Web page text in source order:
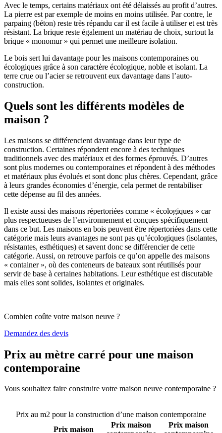
Avec le temps, certains matériaux ont été délaissés au profit d’autres.
La pierre est par exemple de moins en moins utilisée. Par contre, le
parpaing (béton) reste très répandu car il est facile à utiliser et est très
résistant. La brique reste également un matériau de choix, surtout la
brique « monomur » qui permet une meilleure isolation.
Le bois sert lui davantage pour les maisons contemporaines ou
écologiques grâce à son caractère écologique, noble et isolant. La
terre crue ou l’acier se retrouvent eux davantage dans l’auto-
construction.
Quels sont les différents modèles de
maison ?
Les maisons se différencient davantage dans leur type de
construction. Certaines répondent encore à des techniques
traditionnels avec des matériaux et des formes éprouvés. D’autres
sont plus modernes ou contemporaines et répondent à des méthodes
et matériaux plus évolués et sont donc plus chères. Cependant, grâce
à leurs grandes économies d’énergie, cela permet de rentabiliser
cette dépense au fil des années.
Il existe aussi des maisons répertoriées comme « écologiques » car
plus respectueuses de l’environnement et conçues spécifiquement
dans ce but. Les maisons en bois peuvent être répertoriées dans cette
catégorie mais leurs avantages ne sont pas qu’écologiques (isolantes,
résistantes, esthétiques) et savent donc se différencier de cette
catégorie. Aussi, on retrouve parfois ce qu’on appelle des maisons
« container », où des conteneurs de bateaux sont réutilisés pour
servir de base à certaines habitations. Leur esthétique est discutable
mais elles sont solides, isolantes et originales.
Combien coûte votre maison neuve ?
Demandez des devis
Prix au mètre carré pour une maison
contemporaine
Vous souhaitez faire construire votre maison neuve contemporaine ?
Prix au m2 pour la construction d’une maison contemporaine
Prix maison
Prix maison
Prix maison